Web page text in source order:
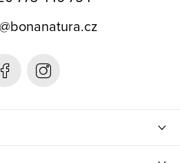
bonanatura.cz